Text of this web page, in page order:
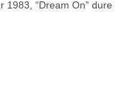
1983, “Dream On” dure